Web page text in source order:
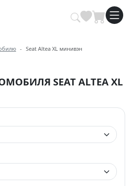
шины
Seat Altea XL минивэн
SEAT ALTEA XL